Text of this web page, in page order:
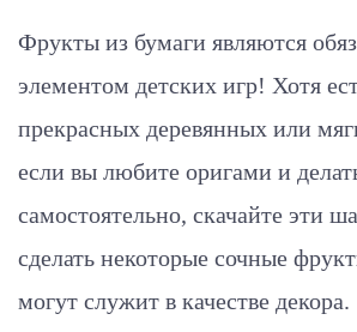
Фрукты из бумаги являются
элементом детских игр! Хотя
прекрасных деревянных или
если вы любите оригами и
самостоятельно, скачайте эти
сделать некоторые сочные
могут служит в качестве декора.